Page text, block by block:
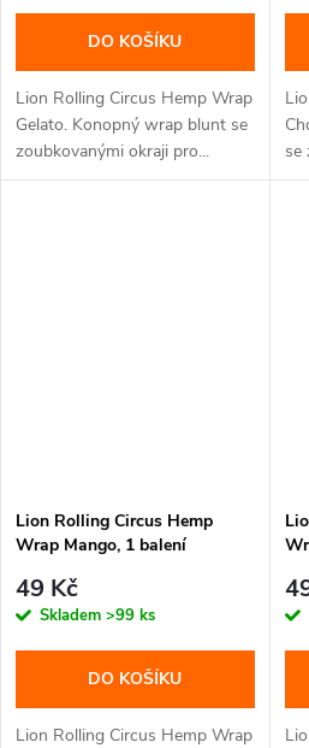
DO KOŠÍKU
Lion Rolling Circus Hemp Wrap
Gelato. Konopný wrap blunt se
zoubkovanými okraji pro...
se
Lion Rolling Circus Hemp
Wrap Mango, 1 balení
49 Kč
Skladem >99 ks
DO KOŠÍKU
Lion Rolling Circus Hemp Wrap